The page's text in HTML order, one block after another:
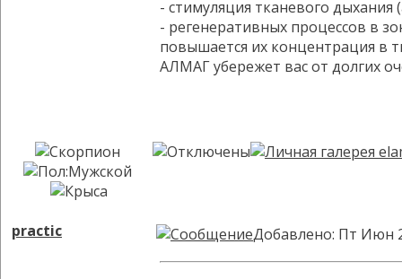
- стимуляция тканевого
- регенеративных процессов в
повышается их концентрация в
АЛМАГ убережет вас от долгих
practic Добавлено: Пт Июн